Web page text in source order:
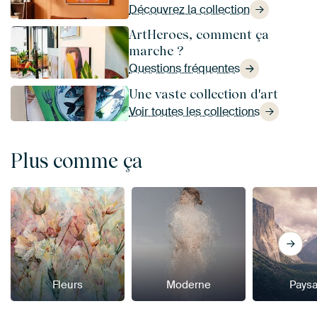
Découvrez la collection
ArtHeroes, comment ça
marche ?
Questions fréquentes
Une vaste collection d'art
Voir toutes les collections
Plus comme ça
Fleurs Moderne